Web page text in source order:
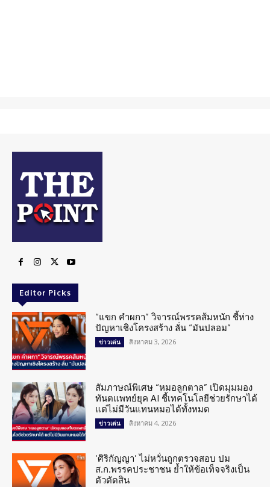
Editor Picks
“แขก คำผกา” วิจารณ์พรรคส้มหนัก ชี้ห่าง
ปัญหาเชิงโครงสร้าง ลั่น “มันปลอม”
ข่าวเด่น สิงหาคม 3, 2026
สัมภาษณ์พิเศษ “หมอลูกตาล” เปิดมุมมอง
ทันตแพทย์ยุค AI ชี้เทคโนโลยีช่วยรักษาได้
แต่ไม่มีวันแทนหมอได้ทั้งหมด
ข่าวเด่น สิงหาคม 4, 2026
‘ศิริกัญญา’ ไม่หวั่นถูกตรวจสอบ ปม
ส.ก.พรรคประชาชน ย้ำให้ข้อเท็จจริงเป็น
ตัวตัดสิน